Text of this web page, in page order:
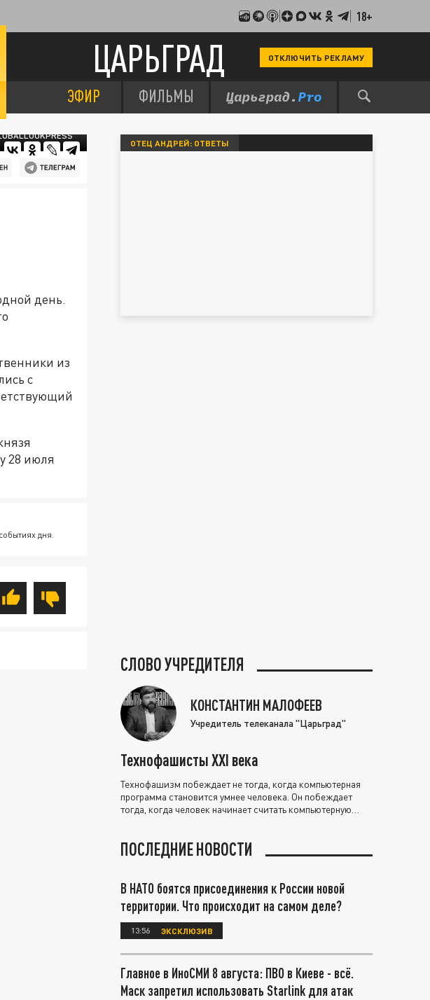
18+
ЦАРЬГРАД ОТКЛЮЧИТЬ РЕКЛАМУ
ЭФИР ФИЛЬМЫ
день.
из
с
28 июля
дня.
ОТЕЦ АНДРЕЙ: ОТВЕТЫ
СЛОВО УЧРЕДИТЕЛЯ
КОНСТАНТИН МАЛОФЕЕВ
Учредитель телеканала "Царьград"
Технофашисты XXI века
Технофашизм побеждает не тогда, когда компьютерная
программа становится умнее человека. Он побеждает
тогда, когда человек начинает считать компьютерную
ПОСЛЕДНИЕ НОВОСТИ
В НАТО боятся присоединения к России новой
территории. Что происходит на самом деле?
13:56 ЭКСКЛЮЗИВ
Главное в ИноСМИ 8 августа: ПВО в Киеве - всё.
Маск запретил использовать Starlink для атак